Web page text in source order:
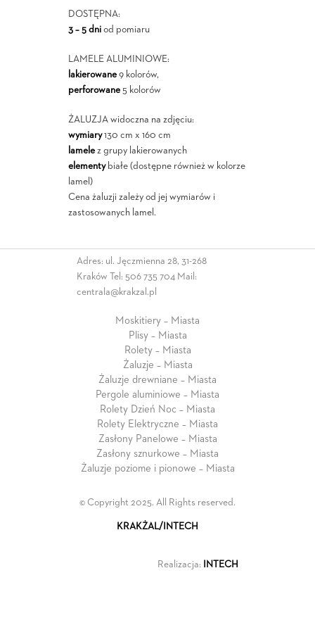
DOSTĘPNA:
3 – 5 dniod pomiaru
LAMELE ALUMINIOWE:
lakierowane9 kolorów,
perforowane5 kolorów
ŻALUZJA widoczna na zdjęciu:
wymiary130 cm x 160 cm
lamelez grupy lakierowanych
elementybiałe (dostępne również w kolorze
lamel)
Cena żaluzji zależy od jej wymiarów i
zastosowanych lamel.
Adres: ul. Jęczmienna 28, 31-268
Kraków Tel: 506 735 704 Mail:
centrala@krakzal.pl
Moskitiery – Miasta
Plisy – Miasta
Rolety – Miasta
Żaluzje – Miasta
Żaluzje drewniane – Miasta
Pergole aluminiowe – Miasta
Rolety Dzień Noc – Miasta
Rolety Elektryczne – Miasta
Zasłony Panelowe – Miasta
Zasłony sznurkowe – Miasta
Żaluzje poziome i pionowe – Miasta
© Copyright 2025. All Rights reserved.
KRAKŻAL/INTECH
Realizacja: INTECH